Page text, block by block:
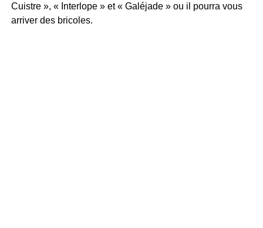
Cuistre », « Interlope » et « Galéjade » ou il pourra vous
arriver des bricoles.